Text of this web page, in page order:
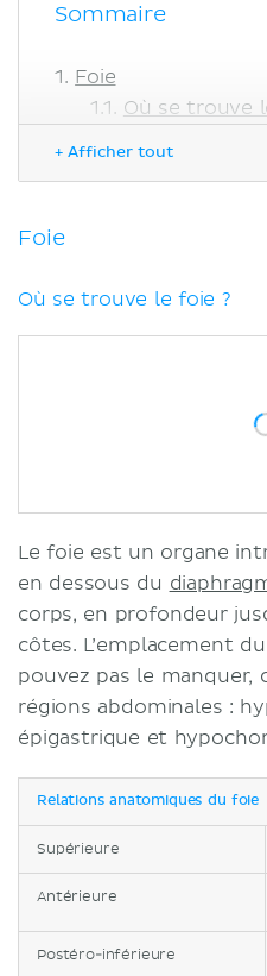
Sommaire
Foie
Où se trouve
Voies biliaires
Foie
Vésicule biliaire
Notes cliniques
Ictère
Sources
+ Afficher tout
Foie
Où se trouve le foie ?
Le foie est un organe
en dessous du
corps, en profondeur
côtes. L’emplacement
pouvez pas le manquer,
régions abdominales :
épigastrique et
Relations anatomiques du foie
Supérieure
Antérieure
Postéro-inférieure